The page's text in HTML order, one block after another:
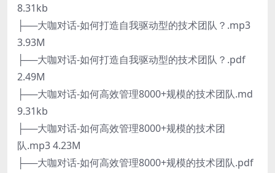
8.31kb
├──大咖对话-如何打造自我驱动型的技术团队？.mp3
3.93M
├──大咖对话-如何打造自我驱动型的技术团队？.pdf
2.49M
├──大咖对话-如何高效管理8000+规模的技术团队.md
9.31kb
├──大咖对话-如何高效管理8000+规模的技术团
队.mp3 4.23M
├──大咖对话-如何高效管理8000+规模的技术团队.pdf